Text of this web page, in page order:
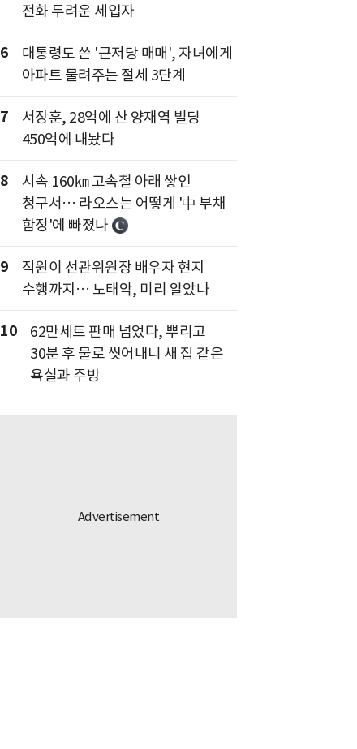
전화 두려운 세입자
6
대통령도 쓴 '근저당 매매', 자녀에게
아파트 물려주는 절세 3단계
7
서장훈, 28억에 산 양재역 빌딩
450억에 내놨다
8
시속 160㎞ 고속철 아래 쌓인
청구서… 라오스는 어떻게 '中 부채
함정'에 빠졌나
9
직원이 선관위원장 배우자 현지
수행까지… 노태악, 미리 알았나
10
62만세트 판매 넘었다, 뿌리고
30분 후 물로 씻어내니 새 집 같은
욕실과 주방